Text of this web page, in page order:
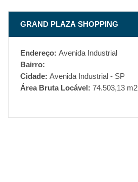
GRAND PLAZA SHOPPING
Endereço: Avenida Industrial
Bairro:
Cidade: Avenida Industrial - SP
Área Bruta Locável: 74.503,13 m2